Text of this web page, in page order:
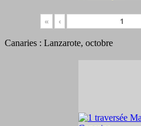
« ‹
Canaries : Lanzarote, octobre